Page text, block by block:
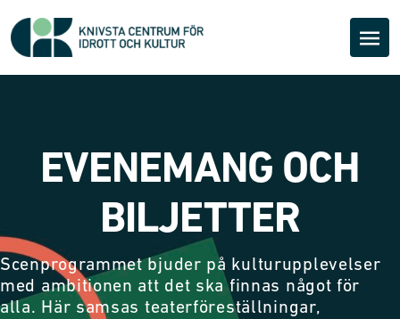
EVENEMANG OCH
BILJETTER
Scenprogrammet bjuder på kulturupplevelser
med ambitionen att det ska finnas något för
alla. Här samsas teaterföreställningar,